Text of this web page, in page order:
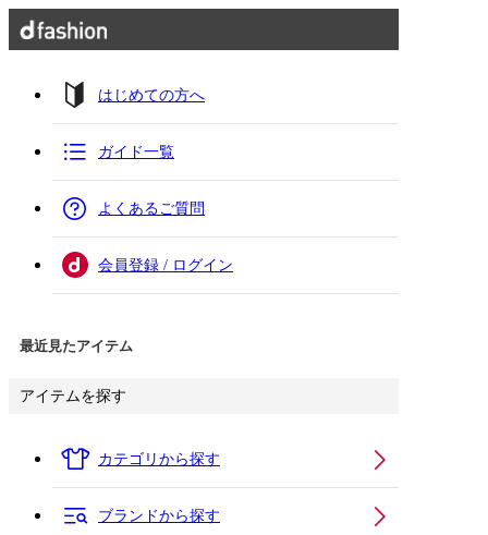
はじめての方へ
ガイド一覧
よくあるご質問
会員登録 / ログイン
最近見たアイテム
アイテムを探す
カテゴリから探す
ブランドから探す